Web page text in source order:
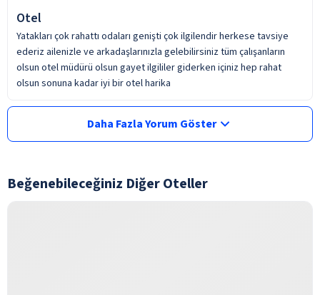
Otel
Yatakları çok rahattı odaları genişti çok ilgilendir herkese tavsiye
ederiz ailenizle ve arkadaşlarınızla gelebilirsiniz tüm çalışanların
olsun otel müdürü olsun gayet ilgililer giderken içiniz hep rahat
olsun sonuna kadar iyi bir otel harika
Daha Fazla Yorum Göster
Beğenebileceğiniz Diğer Oteller